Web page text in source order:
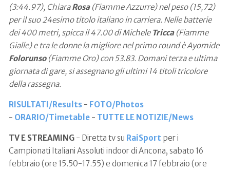
(3:44.97), ChiaraRosa (Fiamme Azzurre) nel peso (15,72)
per il suo 24esimo titolo italiano in carriera. Nelle batterie
dei 400 metri, spicca il 47.00 di Michele Tricca(Fiamme
Gialle) e tra le donne la migliore nel primo round è Ayomide
Folorunso(Fiamme Oro) con 53.83. Domani terza e ultima
giornata di gare, si assegnano gli ultimi 14 titoli tricolore
della rassegna.
RISULTATI/Results - FOTO/Photos
- ORARIO/Timetable - TUTTE LE NOTIZIE/News
TV E STREAMING - Diretta tv su RaiSport per i
Campionati Italiani Assoluti indoor di Ancona, sabato 16
febbraio (ore 15.50-17.55) e domenica 17 febbraio (ore